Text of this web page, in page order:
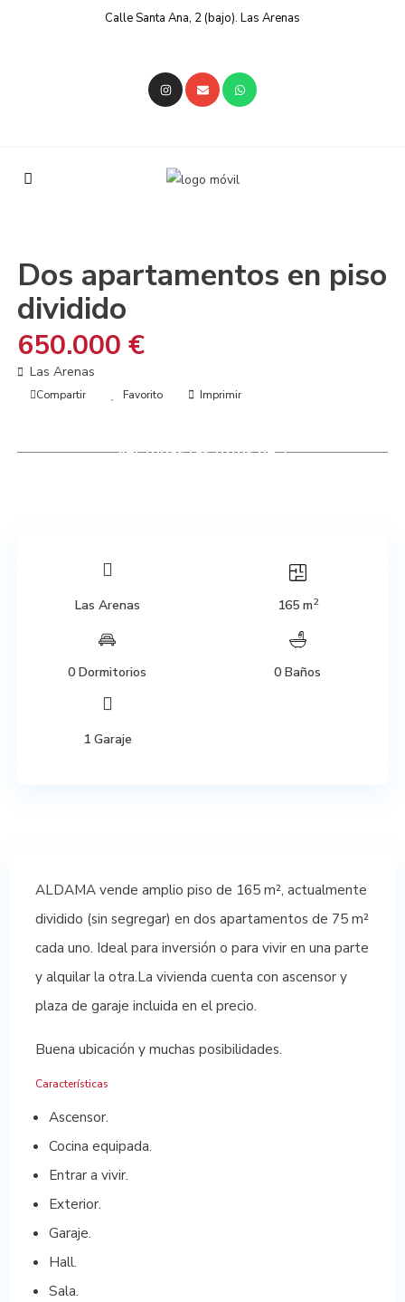
Calle Santa Ana, 2 (bajo). Las Arenas
Dos apartamentos en piso
dividido
650.000 €
Las Arenas
Compartir Favorito Imprimir
Ver todas las fotos de 3
Las Arenas 165 m2
0 Dormitorios 0 Baños
1 Garaje
ALDAMA vende amplio piso de 165 m², actualmente
dividido (sin segregar) en dos apartamentos de 75 m²
cada uno. Ideal para inversión o para vivir en una parte
y alquilar la otra.La vivienda cuenta con ascensor y
plaza de garaje incluida en el precio.
Buena ubicación y muchas posibilidades.
Características
Ascensor.
Cocina equipada.
Entrar a vivir.
Exterior.
Garaje.
Hall.
Sala.